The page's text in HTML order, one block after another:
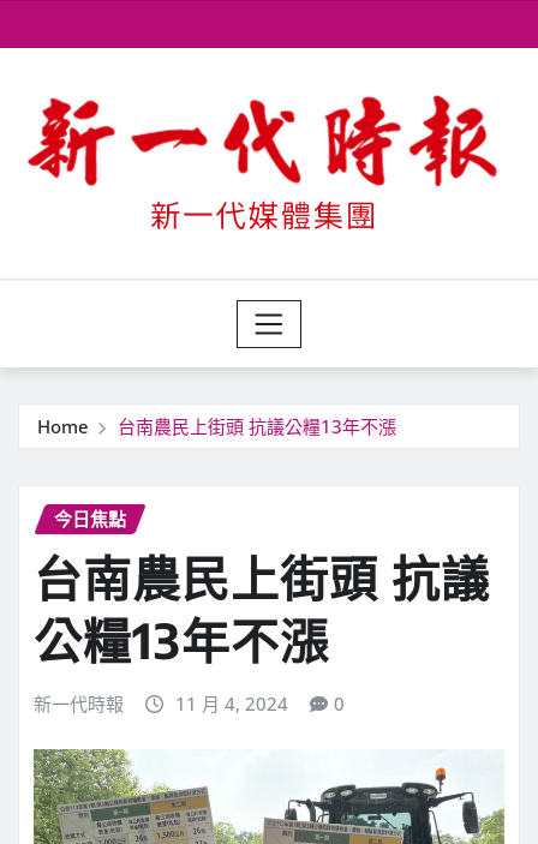
to
Home 台南農民上街頭 抗議公糧13年不漲
今日焦點
台南農民上街頭 抗議
公糧13年不漲
新一代時報 11 月 4, 2024 0